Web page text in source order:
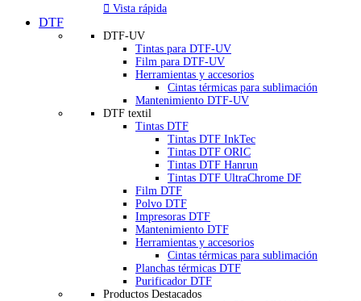
 Vista rápida
DTF
DTF-UV
Tintas para DTF-UV
Film para DTF-UV
Herramientas y accesorios
Cintas térmicas para sublimación
Mantenimiento DTF-UV
DTF textil
Tintas DTF
Tintas DTF InkTec
Tintas DTF ORIC
Tintas DTF Hanrun
Tintas DTF UltraChrome DF
Film DTF
Polvo DTF
Impresoras DTF
Mantenimiento DTF
Herramientas y accesorios
Cintas térmicas para sublimación
Planchas térmicas DTF
Purificador DTF
Productos Destacados